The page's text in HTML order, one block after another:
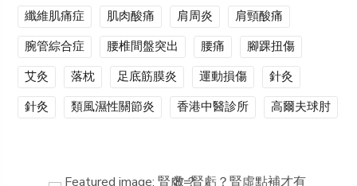
纖維肌痛症
肌肉酸痛 肩周炎
肩頸酸痛
腕管綜合症
腰椎間盤突出 腰痛
腳踝扭傷
艾灸
落枕 足底筋膜炎 運動損傷
針灸
針灸
類風濕性關節炎 香港中醫診所 高爾夫球肘